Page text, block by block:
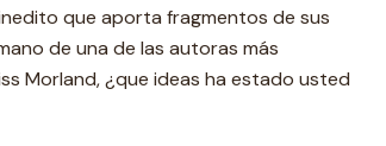
que aporta fragmentos de sus
de una de las autoras más
Morland, ¿que ideas ha estado usted